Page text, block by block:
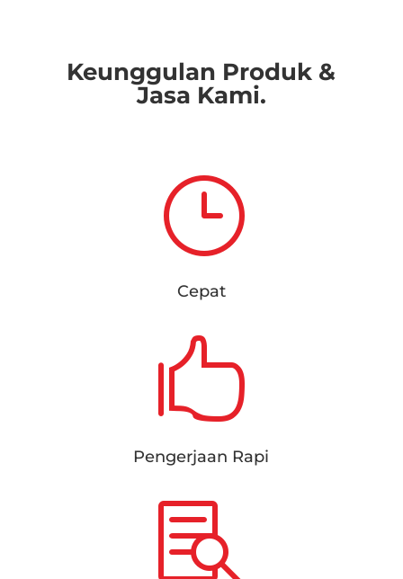
Keunggulan Produk &
Jasa Kami.
}
Cepat

Pengerjaan Rapi
